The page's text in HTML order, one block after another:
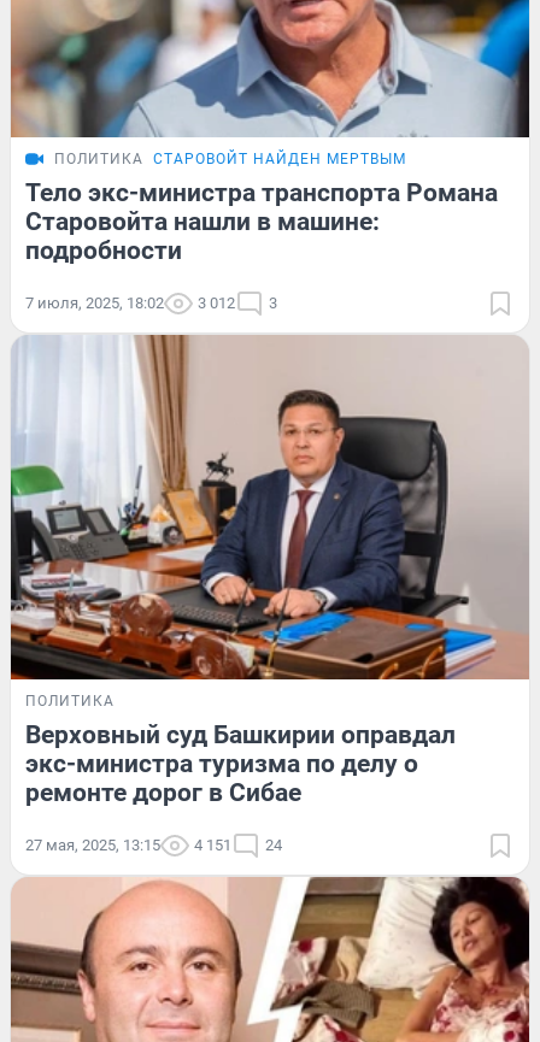
ПОЛИТИКА СТАРОВОЙТ НАЙДЕН МЕРТВЫМ
Тело экс-министра транспорта Романа
Старовойта нашли в машине:
подробности
7 июля, 2025, 18:02 3 012 3
ПОЛИТИКА
Верховный суд Башкирии оправдал
экс-министра туризма по делу о
ремонте дорог в Сибае
27 мая, 2025, 13:15 4 151 24